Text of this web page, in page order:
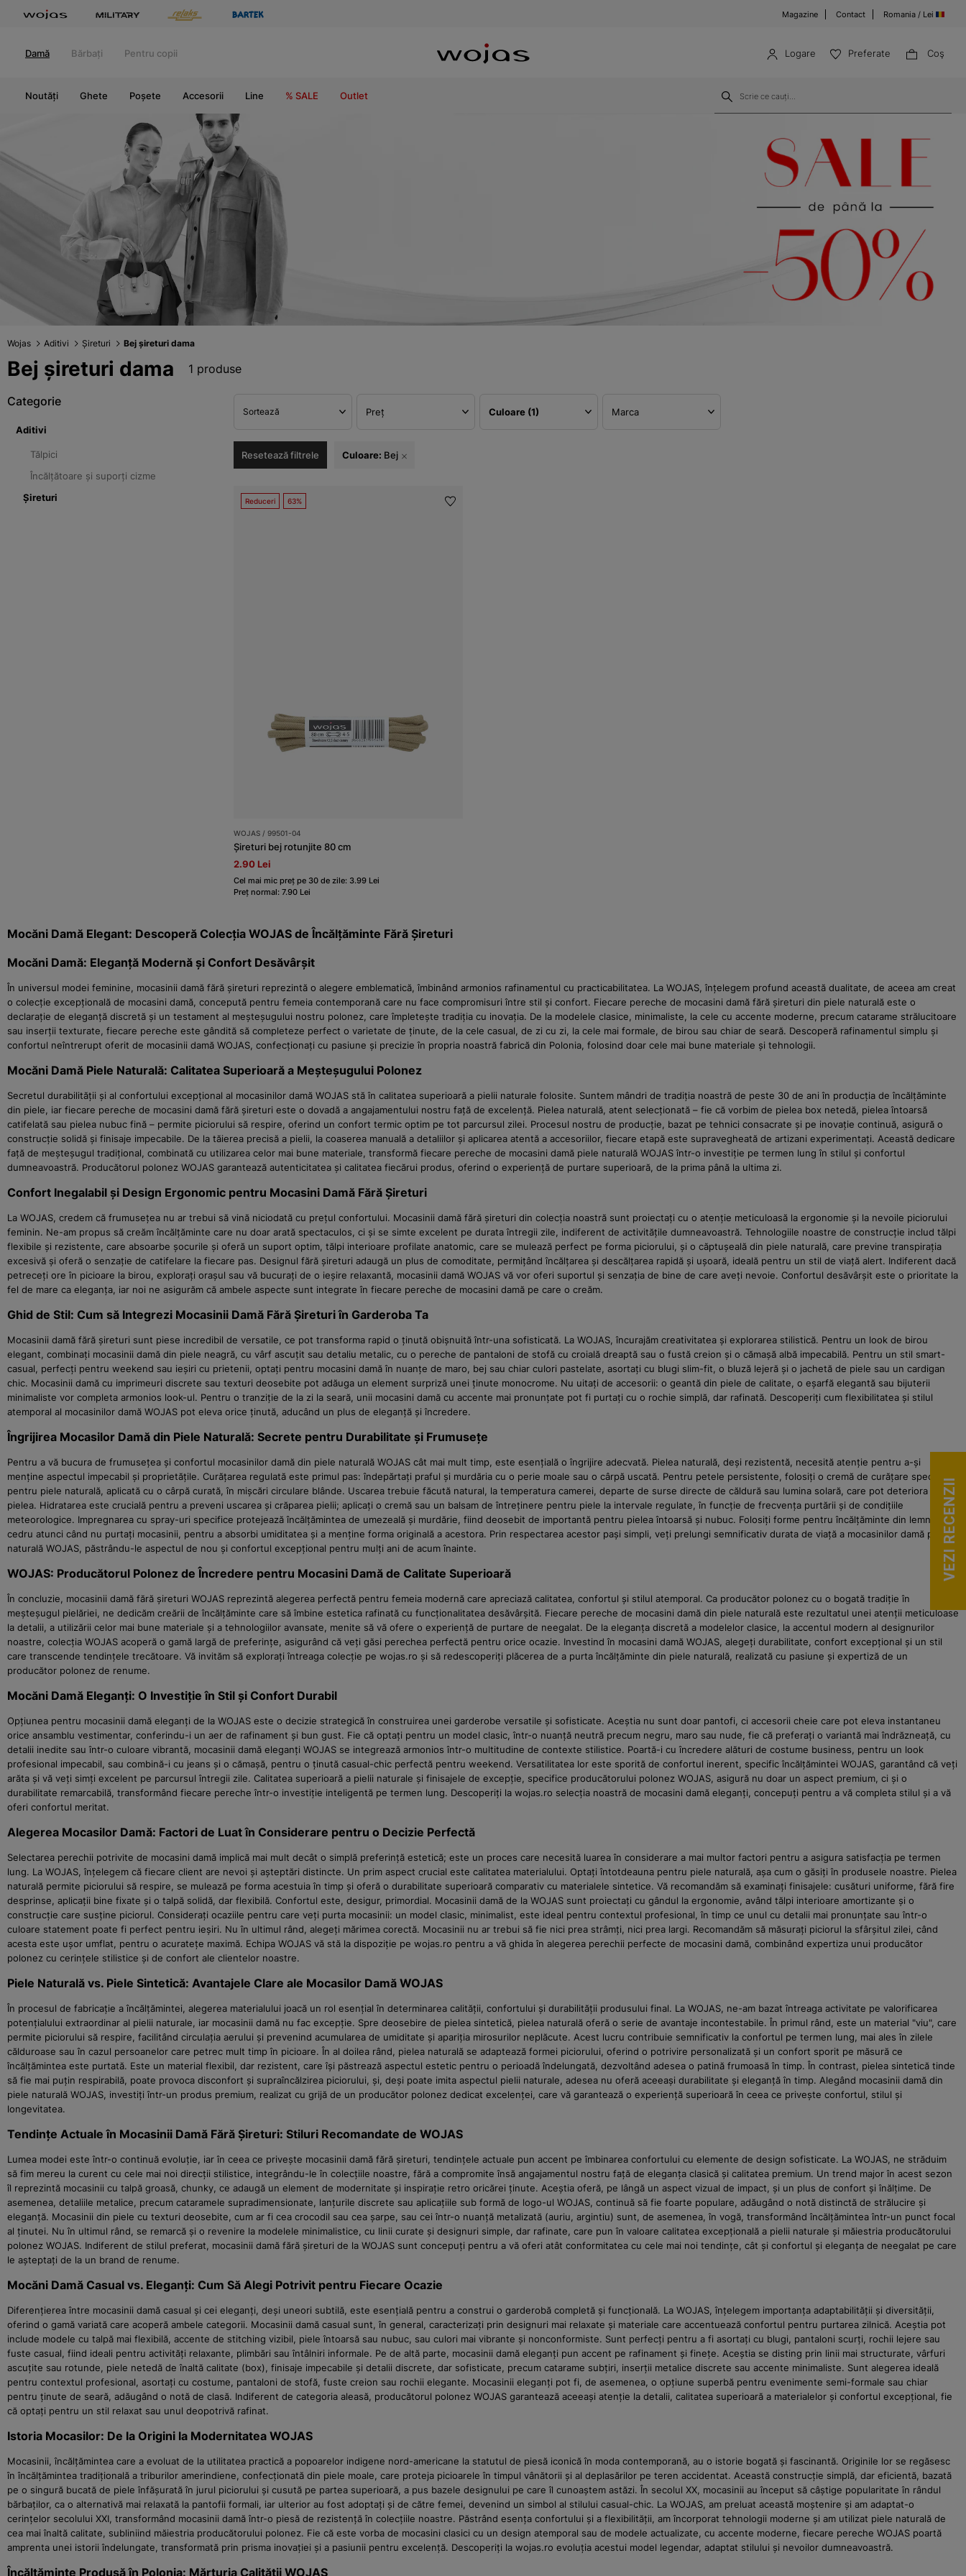
Magazine Contact Romania / Lei
Damă Bărbați Pentru copii Logare Preferate Coş
Noutăți Ghete Poșete Accesorii Line % SALE Outlet
Wojas Aditivi Șireturi Bej șireturi dama
Bej șireturi dama 1 produse
Categorie
Aditivi
Tălpici
Încălțătoare și suporți cizme
Șireturi
Sortează Preț Culoare (1) Marca
Resetează filtrele Culoare: Bej
Reduceri 63%
WOJAS / 99501-04
Șireturi bej rotunjite 80 cm
2.90 Lei
Cel mai mic preț pe 30 de zile: 3.99 Lei
Preț normal: 7.90 Lei
Mocăni Damă Elegant: Descoperă Colecția WOJAS de Încălțăminte Fără Șireturi
Mocăni Damă: Eleganță Modernă și Confort Desăvârșit
În universul modei feminine, mocasinii damă fără șireturi reprezintă o alegere emblematică, îmbinând armonios rafinamentul cu practicabilitatea. La WOJAS, înțelegem profund această dualitate, de aceea am creat
o colecție excepțională de mocasini damă, concepută pentru femeia contemporană care nu face compromisuri între stil și confort. Fiecare pereche de mocasini damă fără șireturi din piele naturală este o
declarație de eleganță discretă și un testament al meșteșugului nostru polonez, care împletește tradiția cu inovația. De la modelele clasice, minimaliste, la cele cu accente moderne, precum catarame strălucitoare
sau inserții texturate, fiecare pereche este gândită să completeze perfect o varietate de ținute, de la cele casual, de zi cu zi, la cele mai formale, de birou sau chiar de seară. Descoperă rafinamentul simplu și
confortul neîntrerupt oferit de mocasinii damă WOJAS, confecționați cu pasiune și precizie în propria noastră fabrică din Polonia, folosind doar cele mai bune materiale și tehnologii.
Mocăni Damă Piele Naturală: Calitatea Superioară a Meșteșugului Polonez
Secretul durabilității și al confortului excepțional al mocasinilor damă WOJAS stă în calitatea superioară a pielii naturale folosite. Suntem mândri de tradiția noastră de peste 30 de ani în producția de încălțăminte
din piele, iar fiecare pereche de mocasini damă fără șireturi este o dovadă a angajamentului nostru față de excelență. Pielea naturală, atent selecționată – fie că vorbim de pielea box netedă, pielea întoarsă
catifelată sau pielea nubuc fină – permite piciorului să respire, oferind un confort termic optim pe tot parcursul zilei. Procesul nostru de producție, bazat pe tehnici consacrate și pe inovație continuă, asigură o
construcție solidă și finisaje impecabile. De la tăierea precisă a pielii, la coaserea manuală a detaliilor și aplicarea atentă a accesoriilor, fiecare etapă este supravegheată de artizani experimentați. Această dedicare
față de meșteșugul tradițional, combinată cu utilizarea celor mai bune materiale, transformă fiecare pereche de mocasini damă piele naturală WOJAS într-o investiție pe termen lung în stilul și confortul
dumneavoastră. Producătorul polonez WOJAS garantează autenticitatea și calitatea fiecărui produs, oferind o experiență de purtare superioară, de la prima până la ultima zi.
Confort Inegalabil și Design Ergonomic pentru Mocasini Damă Fără Șireturi
La WOJAS, credem că frumusețea nu ar trebui să vină niciodată cu prețul confortului. Mocasinii damă fără șireturi din colecția noastră sunt proiectați cu o atenție meticuloasă la ergonomie și la nevoile piciorului
feminin. Ne-am propus să creăm încălțăminte care nu doar arată spectaculos, ci și se simte excelent pe durata întregii zile, indiferent de activitățile dumneavoastră. Tehnologiile noastre de construcție includ tălpi
flexibile și rezistente, care absoarbe șocurile și oferă un suport optim, tălpi interioare profilate anatomic, care se mulează perfect pe forma piciorului, și o căptușeală din piele naturală, care previne transpirația
excesivă și oferă o senzație de catifelare la fiecare pas. Designul fără șireturi adaugă un plus de comoditate, permițând încălțarea și descălțarea rapidă și ușoară, ideală pentru un stil de viață alert. Indiferent dacă
petreceți ore în picioare la birou, explorați orașul sau vă bucurați de o ieșire relaxantă, mocasinii damă WOJAS vă vor oferi suportul și senzația de bine de care aveți nevoie. Confortul desăvârșit este o prioritate la
fel de mare ca eleganța, iar noi ne asigurăm că ambele aspecte sunt integrate în fiecare pereche de mocasini damă pe care o creăm.
Ghid de Stil: Cum să Integrezi Mocasinii Damă Fără Șireturi în Garderoba Ta
Mocasinii damă fără șireturi sunt piese incredibil de versatile, ce pot transforma rapid o ținută obișnuită într-una sofisticată. La WOJAS, încurajăm creativitatea și explorarea stilistică. Pentru un look de birou
elegant, combinați mocasinii damă din piele neagră, cu vârf ascuțit sau detaliu metalic, cu o pereche de pantaloni de stofă cu croială dreaptă sau o fustă creion și o cămașă albă impecabilă. Pentru un stil smart-
casual, perfecți pentru weekend sau ieșiri cu prietenii, optați pentru mocasini damă în nuanțe de maro, bej sau chiar culori pastelate, asortați cu blugi slim-fit, o bluză lejeră și o jachetă de piele sau un cardigan
chic. Mocasinii damă cu imprimeuri discrete sau texturi deosebite pot adăuga un element surpriză unei ținute monocrome. Nu uitați de accesorii: o geantă din piele de calitate, o eșarfă elegantă sau bijuterii
minimaliste vor completa armonios look-ul. Pentru o tranziție de la zi la seară, unii mocasini damă cu accente mai pronunțate pot fi purtați cu o rochie simplă, dar rafinată. Descoperiți cum flexibilitatea și stilul
atemporal al mocasinilor damă WOJAS pot eleva orice ținută, aducând un plus de eleganță și încredere.
Îngrijirea Mocasilor Damă din Piele Naturală: Secrete pentru Durabilitate și Frumusețe
Pentru a vă bucura de frumusețea și confortul mocasinilor damă din piele naturală WOJAS cât mai mult timp, este esențială o îngrijire adecvată. Pielea naturală, deși rezistentă, necesită atenție pentru a-și
menține aspectul impecabil și proprietățile. Curățarea regulată este primul pas: îndepărtați praful și murdăria cu o perie moale sau o cârpă uscată. Pentru petele persistente, folosiți o cremă de curățare specială
pentru piele naturală, aplicată cu o cârpă curată, în mișcări circulare blânde. Uscarea trebuie făcută natural, la temperatura camerei, departe de surse directe de căldură sau lumina solară, care pot deteriora
pielea. Hidratarea este crucială pentru a preveni uscarea și crăparea pielii; aplicați o cremă sau un balsam de întreținere pentru piele la intervale regulate, în funcție de frecvența purtării și de condițiile
meteorologice. Impregnarea cu spray-uri specifice protejează încălțămintea de umezeală și murdărie, fiind deosebit de importantă pentru pielea întoarsă și nubuc. Folosiți forme pentru încălțăminte din lemn de
cedru atunci când nu purtați mocasinii, pentru a absorbi umiditatea și a menține forma originală a acestora. Prin respectarea acestor pași simpli, veți prelungi semnificativ durata de viață a mocasinilor damă piele
naturală WOJAS, păstrându-le aspectul de nou și confortul excepțional pentru mulți ani de acum înainte.
WOJAS: Producătorul Polonez de Încredere pentru Mocasini Damă de Calitate Superioară
În concluzie, mocasinii damă fără șireturi WOJAS reprezintă alegerea perfectă pentru femeia modernă care apreciază calitatea, confortul și stilul atemporal. Ca producător polonez cu o bogată tradiție în
meșteșugul pielăriei, ne dedicăm creării de încălțăminte care să îmbine estetica rafinată cu funcționalitatea desăvârșită. Fiecare pereche de mocasini damă din piele naturală este rezultatul unei atenții meticuloase
la detalii, a utilizării celor mai bune materiale și a tehnologiilor avansate, menite să vă ofere o experiență de purtare de neegalat. De la eleganța discretă a modelelor clasice, la accentul modern al designurilor
noastre, colecția WOJAS acoperă o gamă largă de preferințe, asigurând că veți găsi perechea perfectă pentru orice ocazie. Investind în mocasini damă WOJAS, alegeți durabilitate, confort excepțional și un stil
care transcende tendințele trecătoare. Vă invităm să explorați întreaga colecție pe wojas.ro și să redescoperiți plăcerea de a purta încălțăminte din piele naturală, realizată cu pasiune și expertiză de un
producător polonez de renume.
Mocăni Damă Eleganți: O Investiție în Stil și Confort Durabil
Opțiunea pentru mocasinii damă eleganți de la WOJAS este o decizie strategică în construirea unei garderobe versatile și sofisticate. Aceștia nu sunt doar pantofi, ci accesorii cheie care pot eleva instantaneu
orice ansamblu vestimentar, conferindu-i un aer de rafinament și bun gust. Fie că optați pentru un model clasic, într-o nuanță neutră precum negru, maro sau nude, fie că preferați o variantă mai îndrăzneață, cu
detalii inedite sau într-o culoare vibrantă, mocasinii damă eleganți WOJAS se integrează armonios într-o multitudine de contexte stilistice. Poartă-i cu încredere alături de costume business, pentru un look
profesional impecabil, sau combină-i cu jeans și o cămașă, pentru o ținută casual-chic perfectă pentru weekend. Versatilitatea lor este sporită de confortul inerent, specific încălțămintei WOJAS, garantând că veți
arăta și vă veți simți excelent pe parcursul întregii zile. Calitatea superioară a pielii naturale și finisajele de excepție, specifice producătorului polonez WOJAS, asigură nu doar un aspect premium, ci și o
durabilitate remarcabilă, transformând fiecare pereche într-o investiție inteligentă pe termen lung. Descoperiți la wojas.ro selecția noastră de mocasini damă eleganți, concepuți pentru a vă completa stilul și a vă
oferi confortul meritat.
Alegerea Mocasilor Damă: Factori de Luat în Considerare pentru o Decizie Perfectă
Selectarea perechii potrivite de mocasini damă implică mai mult decât o simplă preferință estetică; este un proces care necesită luarea în considerare a mai multor factori pentru a asigura satisfacția pe termen
lung. La WOJAS, înțelegem că fiecare client are nevoi și așteptări distincte. Un prim aspect crucial este calitatea materialului. Optați întotdeauna pentru piele naturală, așa cum o găsiți în produsele noastre. Pielea
naturală permite piciorului să respire, se mulează pe forma acestuia în timp și oferă o durabilitate superioară comparativ cu materialele sintetice. Vă recomandăm să examinați finisajele: cusături uniforme, fără fire
desprinse, aplicații bine fixate și o talpă solidă, dar flexibilă. Confortul este, desigur, primordial. Mocasinii damă de la WOJAS sunt proiectați cu gândul la ergonomie, având tălpi interioare amortizante și o
construcție care susține piciorul. Considerați ocaziile pentru care veți purta mocasinii: un model clasic, minimalist, este ideal pentru contextul profesional, în timp ce unul cu detalii mai pronunțate sau într-o
culoare statement poate fi perfect pentru ieșiri. Nu în ultimul rând, alegeți mărimea corectă. Mocasinii nu ar trebui să fie nici prea strâmți, nici prea largi. Recomandăm să măsurați piciorul la sfârșitul zilei, când
acesta este ușor umflat, pentru o acuratețe maximă. Echipa WOJAS vă stă la dispoziție pe wojas.ro pentru a vă ghida în alegerea perechii perfecte de mocasini damă, combinând expertiza unui producător
polonez cu cerințele stilistice și de confort ale clientelor noastre.
Piele Naturală vs. Piele Sintetică: Avantajele Clare ale Mocasilor Damă WOJAS
În procesul de fabricație a încălțămintei, alegerea materialului joacă un rol esențial în determinarea calității, confortului și durabilității produsului final. La WOJAS, ne-am bazat întreaga activitate pe valorificarea
potențialului extraordinar al pielii naturale, iar mocasinii damă nu fac excepție. Spre deosebire de pielea sintetică, pielea naturală oferă o serie de avantaje incontestabile. În primul rând, este un material "viu", care
permite piciorului să respire, facilitând circulația aerului și prevenind acumularea de umiditate și apariția mirosurilor neplăcute. Acest lucru contribuie semnificativ la confortul pe termen lung, mai ales în zilele
călduroase sau în cazul persoanelor care petrec mult timp în picioare. În al doilea rând, pielea naturală se adaptează formei piciorului, oferind o potrivire personalizată și un confort sporit pe măsură ce
încălțămintea este purtată. Este un material flexibil, dar rezistent, care își păstrează aspectul estetic pentru o perioadă îndelungată, dezvoltând adesea o patină frumoasă în timp. În contrast, pielea sintetică tinde
să fie mai puțin respirabilă, poate provoca disconfort și supraîncălzirea piciorului, și, deși poate imita aspectul pielii naturale, adesea nu oferă aceeași durabilitate și eleganță în timp. Alegând mocasinii damă din
piele naturală WOJAS, investiți într-un produs premium, realizat cu grijă de un producător polonez dedicat excelenței, care vă garantează o experiență superioară în ceea ce privește confortul, stilul și
longevitatea.
Tendințe Actuale în Mocasinii Damă Fără Șireturi: Stiluri Recomandate de WOJAS
Lumea modei este într-o continuă evoluție, iar în ceea ce privește mocasinii damă fără șireturi, tendințele actuale pun accent pe îmbinarea confortului cu elemente de design sofisticate. La WOJAS, ne străduim
să fim mereu la curent cu cele mai noi direcții stilistice, integrându-le în colecțiile noastre, fără a compromite însă angajamentul nostru față de eleganța clasică și calitatea premium. Un trend major în acest sezon
îl reprezintă mocasinii cu talpă groasă, chunky, ce adaugă un element de modernitate și inspirație retro oricărei ținute. Aceștia oferă, pe lângă un aspect vizual de impact, și un plus de confort și înălțime. De
asemenea, detaliile metalice, precum cataramele supradimensionate, lanțurile discrete sau aplicațiile sub formă de logo-ul WOJAS, continuă să fie foarte populare, adăugând o notă distinctă de strălucire și
eleganță. Mocasinii din piele cu texturi deosebite, cum ar fi cea crocodil sau cea șarpe, sau cei într-o nuanță metalizată (auriu, argintiu) sunt, de asemenea, în vogă, transformând încălțămintea într-un punct focal
al ținutei. Nu în ultimul rând, se remarcă și o revenire la modelele minimalistice, cu linii curate și designuri simple, dar rafinate, care pun în valoare calitatea excepțională a pielii naturale și măiestria producătorului
polonez WOJAS. Indiferent de stilul preferat, mocasinii damă fără șireturi de la WOJAS sunt concepuți pentru a vă oferi atât conformitatea cu cele mai noi tendințe, cât și confortul și eleganța de neegalat pe care
le așteptați de la un brand de renume.
Mocăni Damă Casual vs. Eleganți: Cum Să Alegi Potrivit pentru Fiecare Ocazie
Diferențierea între mocasinii damă casual și cei eleganți, deși uneori subtilă, este esențială pentru a construi o garderobă completă și funcțională. La WOJAS, înțelegem importanța adaptabilității și diversității,
oferind o gamă variată care acoperă ambele categorii. Mocasinii damă casual sunt, în general, caracterizați prin designuri mai relaxate și materiale care accentuează confortul pentru purtarea zilnică. Aceștia pot
include modele cu talpă mai flexibilă, accente de stitching vizibil, piele întoarsă sau nubuc, sau culori mai vibrante și nonconformiste. Sunt perfecți pentru a fi asortați cu blugi, pantaloni scurți, rochii lejere sau
fuste casual, fiind ideali pentru activități relaxante, plimbări sau întâlniri informale. Pe de altă parte, mocasinii damă eleganți pun accent pe rafinament și finețe. Aceștia se disting prin linii mai structurate, vârfuri
ascuțite sau rotunde, piele netedă de înaltă calitate (box), finisaje impecabile și detalii discrete, dar sofisticate, precum catarame subțiri, inserții metalice discrete sau accente minimaliste. Sunt alegerea ideală
pentru contextul profesional, asortați cu costume, pantaloni de stofă, fuste creion sau rochii elegante. Mocasinii eleganți pot fi, de asemenea, o opțiune superbă pentru evenimente semi-formale sau chiar
pentru ținute de seară, adăugând o notă de clasă. Indiferent de categoria aleasă, producătorul polonez WOJAS garantează aceeași atenție la detalii, calitatea superioară a materialelor și confortul excepțional, fie
că optați pentru un stil relaxat sau unul deopotrivă rafinat.
Istoria Mocasilor: De la Origini la Modernitatea WOJAS
Mocasinii, încălțămintea care a evoluat de la utilitatea practică a popoarelor indigene nord-americane la statutul de piesă iconică în moda contemporană, au o istorie bogată și fascinantă. Originile lor se regăsesc
în încălțămintea tradițională a triburilor amerindiene, confecționată din piele moale, care proteja picioarele în timpul vânătorii și al deplasărilor pe teren accidentat. Această construcție simplă, dar eficientă, bazată
pe o singură bucată de piele înfășurată în jurul piciorului și cusută pe partea superioară, a pus bazele designului pe care îl cunoaștem astăzi. În secolul XX, mocasinii au început să câștige popularitate în rândul
bărbaților, ca o alternativă mai relaxată la pantofii formali, iar ulterior au fost adoptați și de către femei, devenind un simbol al stilului casual-chic. La WOJAS, am preluat această moștenire și am adaptat-o
cerințelor secolului XXI, transformând mocasinii damă într-o piesă de rezistență în colecțiile noastre. Păstrând esența confortului și a flexibilității, am încorporat tehnologii moderne și am utilizat piele naturală de
cea mai înaltă calitate, subliniind măiestria producătorului polonez. Fie că este vorba de mocasini clasici cu un design atemporal sau de modele actualizate, cu accente moderne, fiecare pereche WOJAS poartă
amprenta unei istorii îndelungate, transformată prin prisma inovației și a pasiunii pentru excelență. Descoperiți la wojas.ro evoluția acestui model legendar, adaptat stilului și nevoilor dumneavoastră.
Încălțăminte Produsă în Polonia: Mărturia Calității WOJAS
VEZI RECENZII